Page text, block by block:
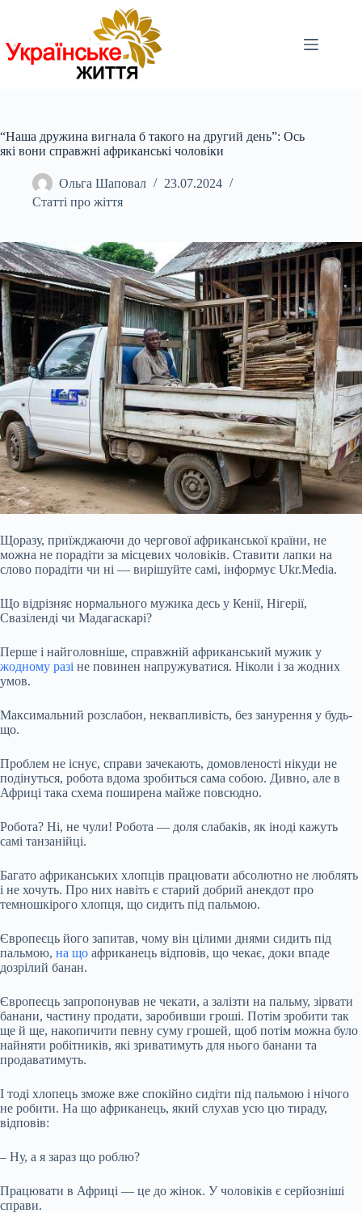
“Наша дружина вигнала б такого на другий день”: Ось
які вони справжні африканські чоловіки
Ольга Шаповал
23.07.2024
Статті про жіття
Щоразу, приїжджаючи до чергової африканської країни, не
можна не порадіти за місцевих чоловіків. Ставити лапки на
слово порадіти чи ні — вирішуйте самі, інформує Ukr.Media.
Що відрізняє нормального мужика десь у Кенії, Нігерії,
Свазіленді чи Мадагаскарі?
Перше і найголовніше, справжній африканський мужик у
жодному разі не повинен напружуватися. Ніколи і за жодних
умов.
Максимальний розслабон, неквапливість, без занурення у будь-
що.
Проблем не існує, справи зачекають, домовленості нікуди не
подінуться, робота вдома зробиться сама собою. Дивно, але в
Африці така схема поширена майже повсюдно.
Робота? Ні, не чули! Робота — доля слабаків, як іноді кажуть
самі танзанійці.
Багато африканських хлопців працювати абсолютно не люблять
і не хочуть. Про них навіть є старий добрий анекдот про
темношкірого хлопця, що сидить під пальмою.
Європеєць його запитав, чому він цілими днями сидить під
пальмою, на що африканець відповів, що чекає, доки впаде
дозрілий банан.
Європеєць запропонував не чекати, а залізти на пальму, зірвати
банани, частину продати, заробивши гроші. Потім зробити так
ще й ще, накопичити певну суму грошей, щоб потім можна було
найняти робітників, які зриватимуть для нього банани та
продаватимуть.
І тоді хлопець зможе вже спокійно сидіти під пальмою і нічого
не робити. На що африканець, який слухав усю цю тираду,
відповів:
– Ну, а я зараз що роблю?
Працювати в Африці — це до жінок. У чоловіків є серйозніші
справи.